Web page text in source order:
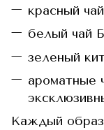
красный
белый чай
зеленый
ароматные
Каждый